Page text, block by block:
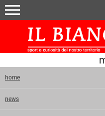
menu
home
news